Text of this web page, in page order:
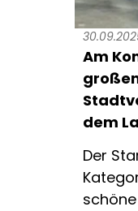
Am
dem
Der